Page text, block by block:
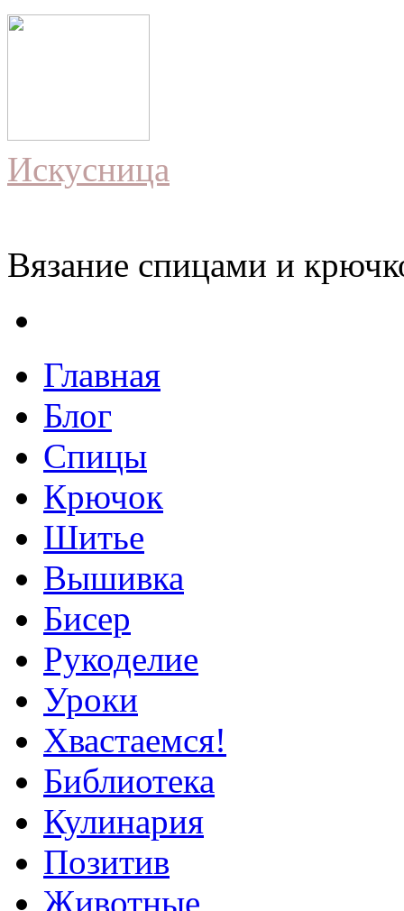
Искусница
Вязание спицами и
Главная
Блог
Спицы
Крючок
Шитье
Вышивка
Бисер
Рукоделие
Уроки
Хвастаемся!
Библиотека
Кулинария
Позитив
Животные